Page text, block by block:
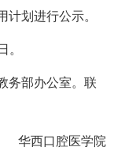
划进行公示。
。
务部办公室。联
华西口腔医学院